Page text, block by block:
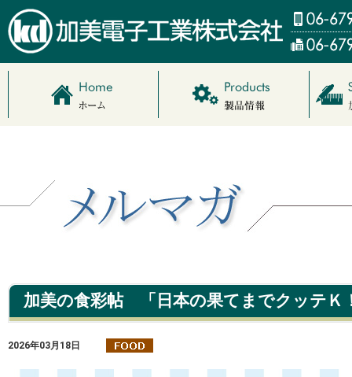
加美の食彩帖 「日本の果てまでクッテＫ
2026年03月18日